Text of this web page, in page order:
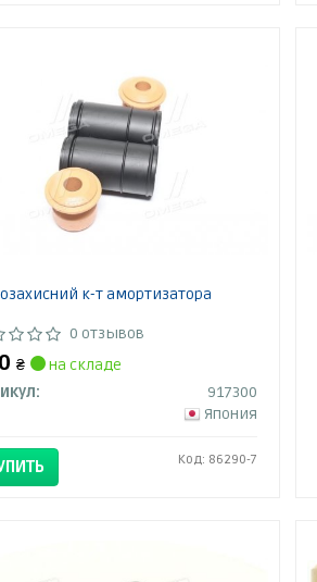
к-т амортизатора
0 отзывов
₴
на складе
917300
Япония
Код: 86290-7